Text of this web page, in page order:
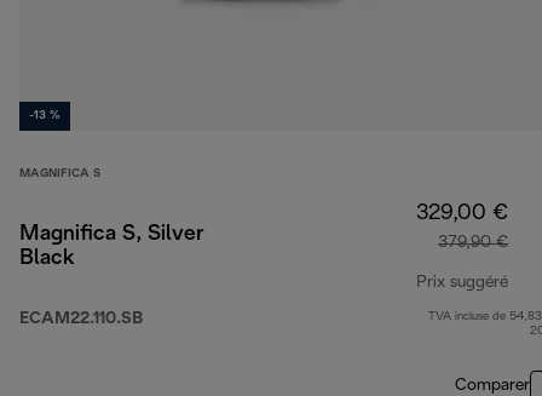
-13 %
MAGNIFICA S
Magnifica S, Silver
Black
ECAM22.110.SB
329,00 €
379,90 €
Prix suggéré
TVA incluse de
Comparer